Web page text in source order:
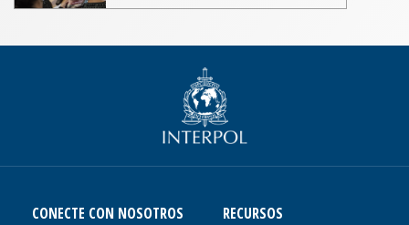
CONECTE CON NOSOTROS RECURSOS